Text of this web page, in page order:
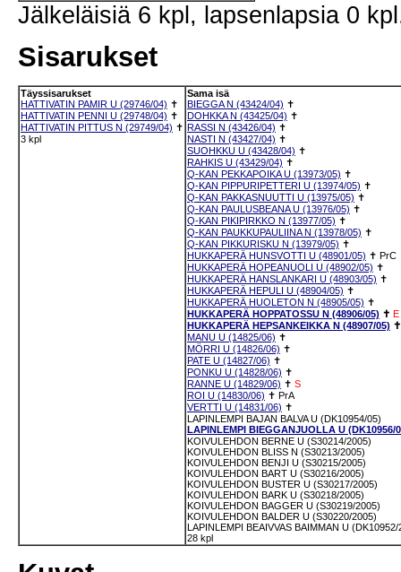
Jälkeläisiä 6 kpl, lapsenlapsia 0
Sisarukset
Täyssisarukset
HATTIVATIN PAMIR U (29746/04) ✝
HATTIVATIN PENNI U (29748/04) ✝
HATTIVATIN PITTUS N (29749/04) ✝
3 kpl
Sama isä
BIEGGA N (43424/04) ✝
DOHKKA N (43425/04) ✝
RASSI N (43426/04) ✝
NASTI N (43427/04) ✝
SUOHKKU U (43428/04) ✝
RAHKIS U (43429/04) ✝
Q-KAN PEKKAPOIKA U (13973/05) ✝
Q-KAN PIPPURIPETTERI U (13974/05) ✝
Q-KAN PAKKASNUUTTI U (13975/05) ✝
Q-KAN PAULUSBEANA U (13976/05) ✝
Q-KAN PIKIPIRKKO N (13977/05) ✝
Q-KAN PAUKKUPAULIINA N (13978/05) ✝
Q-KAN PIKKURISKU N (13979/05) ✝
HUKKAPERÄ HUNSVOTTI U (48901/05) ✝ PrC
HUKKAPERÄ HOPEANUOLI U (48902/05) ✝
HUKKAPERÄ HANSLANKARI U (48903/05) ✝
HUKKAPERÄ HEPULI U (48904/05) ✝
HUKKAPERÄ HUOLETON N (48905/05) ✝
HUKKAPERÄ HOPPATOSSU N (48906/05) ✝ E
HUKKAPERÄ HEPSANKEIKKA N (48907/05) ✝
MANU U (14825/06) ✝
MÖRRI U (14826/06) ✝
PATE U (14827/06) ✝
PONKU U (14828/06) ✝
RANNE U (14829/06) ✝ S
ROI U (14830/06) ✝ PrA
VERTTI U (14831/06) ✝
LAPINLEMPI BAJAN BALVA U (DK10954/05)
LAPINLEMPI BIEGGANJUOLLA U (DK10956/
KOIVULEHDON BERNE U (S30214/2005)
KOIVULEHDON BLISS N (S30213/2005)
KOIVULEHDON BENJI U (S30215/2005)
KOIVULEHDON BART U (S30216/2005)
KOIVULEHDON BUSTER U (S30217/2005)
KOIVULEHDON BARK U (S30218/2005)
KOIVULEHDON BAGGER U (S30219/2005)
KOIVULEHDON BALDER U (S30220/2005)
LAPINLEMPI BEAIVVAS BAIMMAN U (DK10952/
28 kpl